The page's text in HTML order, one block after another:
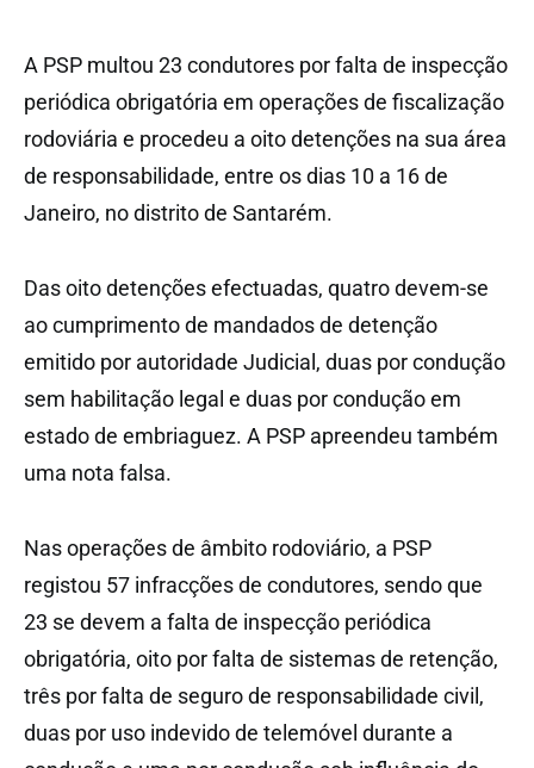
A PSP multou 23 condutores por falta de inspecção
periódica obrigatória em operações de fiscalização
rodoviária e procedeu a oito detenções na sua área
de responsabilidade, entre os dias 10 a 16 de
Janeiro, no distrito de Santarém.
Das oito detenções efectuadas, quatro devem-se
ao cumprimento de mandados de detenção
emitido por autoridade Judicial, duas por condução
sem habilitação legal e duas por condução em
estado de embriaguez. A PSP apreendeu também
uma nota falsa.
Nas operações de âmbito rodoviário, a PSP
registou 57 infracções de condutores, sendo que
23 se devem a falta de inspecção periódica
obrigatória, oito por falta de sistemas de retenção,
três por falta de seguro de responsabilidade civil,
duas por uso indevido de telemóvel durante a